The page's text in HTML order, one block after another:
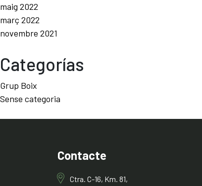
maig 2022
març 2022
novembre 2021
Categorías
Grup Boix
Sense categoria
Contacte
Ctra. C-16, Km. 81,